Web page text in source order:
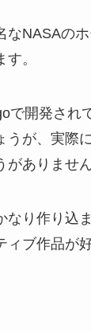
なNASAの
。
で開発され
うが、実際
ありません
なり作り込
ィブ作品が